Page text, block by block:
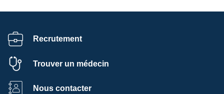
Recrutement
Trouver un médecin
Nous contacter